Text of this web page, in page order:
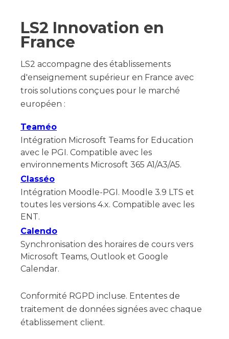
LS2 Innovation en
France
LS2 accompagne des établissements
d'enseignement supérieur en France avec
trois solutions conçues pour le marché
européen :
Teaméo
Intégration Microsoft Teams for Education
avec le PGI. Compatible avec les
environnements Microsoft 365 A1/A3/A5.
Classéo
Intégration Moodle-PGI. Moodle 3.9 LTS et
toutes les versions 4.x. Compatible avec les
ENT.
Calendo
Synchronisation des horaires de cours vers
Microsoft Teams, Outlook et Google
Calendar.
Conformité RGPD incluse. Ententes de
traitement de données signées avec chaque
établissement client.